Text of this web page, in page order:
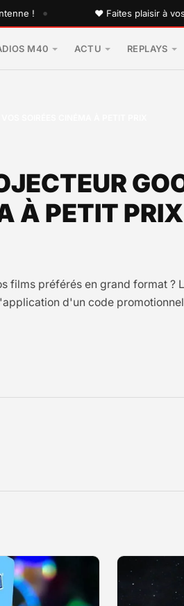
! • ♥ Faites plaisir à vos
M40 ACTU REPLAYS
À PETIT PRIX
préférés en grand format ?
d'un code